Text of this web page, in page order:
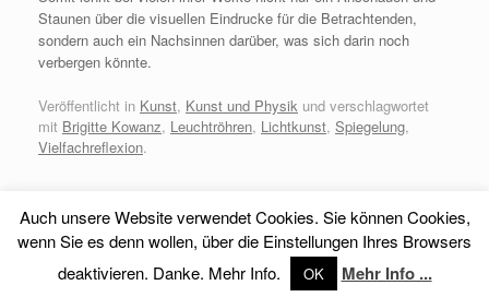
Staunen über die visuellen Eindrucke für die Betrachtenden,
sondern auch ein Nachsinnen darüber, was sich darin noch
verbergen könnte.
Veröffentlicht in Kunst, Kunst und Physik und verschlagwortet
mit Brigitte Kowanz, Leuchtröhren, Lichtkunst, Spiegelung,
Vielfachreflexion.
Impressum-Datenschutz
Auch unsere Website verwendet Cookies. Sie können Cookies,
wenn Sie es denn wollen, über die Einstellungen Ihres Browsers
deaktivieren. Danke. Mehr Info.
OK Mehr Info ...